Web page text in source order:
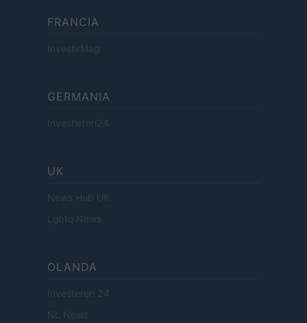
FRANCIA
InvestirMag
GERMANIA
Investieren24
UK
News Hub UK
Lgbtq News
OLANDA
Investeren 24
NL Newz